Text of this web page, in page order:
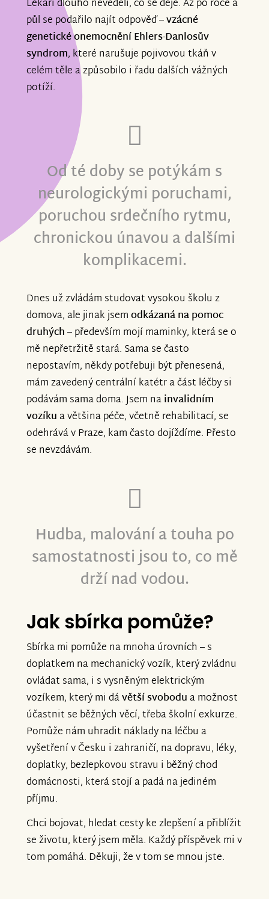
Lékaři dlouho nevěděli, co se děje. Až po roce a
půl se podařilo najít odpověď –vzácné
genetické onemocnění Ehlers-Danlosův
syndrom, které narušuje pojivovou tkáň v
celém těle a způsobilo i řadu dalších vážných
potíží.
Od té doby se potýkám s
neurologickými poruchami,
poruchou srdečního rytmu,
chronickou únavou a dalšími
komplikacemi.
Dnes už zvládám studovat vysokou školu z
domova, ale jinak jsemodkázaná na pomoc
druhých– především mojí maminky, která se o
mě nepřetržitě stará. Sama se často
nepostavím, někdy potřebuji být přenesená,
mám zavedený centrální katétr a část léčby si
podávám sama doma. Jsem nainvalidním
vozíkua většina péče, včetně rehabilitací, se
odehrává v Praze, kam často dojíždíme. Přesto
se nevzdávám.
Hudba, malování a touha po
samostatnosti jsou to, co mě
drží nad vodou.
Jak sbírka pomůže?
Sbírka mi pomůže na mnoha úrovních – s
doplatkem na mechanický vozík, který zvládnu
ovládat sama, i s vysněným elektrickým
vozíkem, který mi dávětší svobodua možnost
účastnit se běžných věcí, třeba školní exkurze.
Pomůže nám uhradit náklady na léčbu a
vyšetření v Česku i zahraničí, na dopravu, léky,
doplatky, bezlepkovou stravu i běžný chod
domácnosti, která stojí a padá na jediném
příjmu.
Chci bojovat, hledat cesty ke zlepšení a přiblížit
se životu, který jsem měla. Každý příspěvek mi v
tom pomáhá. Děkuji, že v tom se mnou jste.